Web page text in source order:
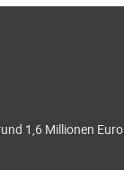
1,6 Millionen Euro